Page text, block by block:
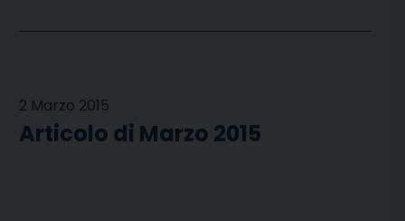
2 Marzo 2015
Articolo di Marzo 2015